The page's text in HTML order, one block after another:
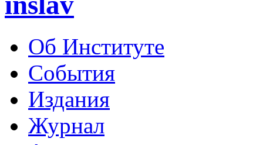
Об Институте
События
Издания
Журнал